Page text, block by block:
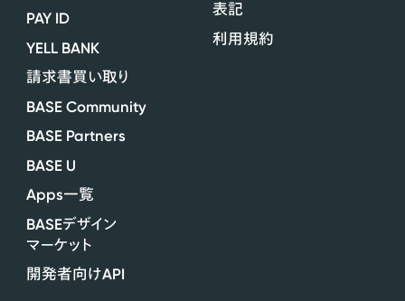
PAY ID
YELL BANK
請求書買い取り
BASE Community
BASE Partners
BASE U
Apps一覧
BASEデザイン
マーケット
開発者向けAPI
表記
利用規約